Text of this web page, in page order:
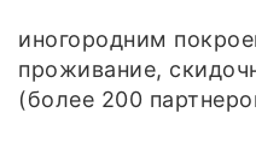
иногородним
проживание,
(более 200